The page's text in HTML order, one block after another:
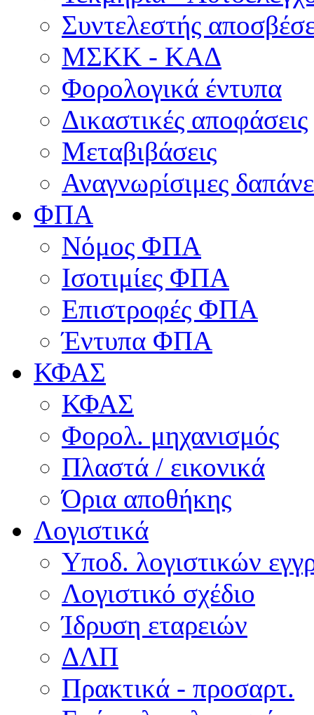
Συντελεστής
ΜΣKΚ - ΚΑΔ
Φορολογικά έντυπα
Δικαστικές αποφάσεις
Μεταβιβάσεις
Αναγνωρίσιμες
ΦΠΑ
Νόμος ΦΠΑ
Ισοτιμίες ΦΠΑ
Επιστροφές ΦΠΑ
Έντυπα ΦΠΑ
ΚΦΑΣ
ΚΦΑΣ
Φορολ. μηχανισμός
Πλαστά / εικονικά
Όρια αποθήκης
Λογιστικά
Υποδ. λογιστικών
Λογιστικό σχέδιο
Ίδρυση εταρειών
ΔΛΠ
Πρακτικά - προσαρτ.